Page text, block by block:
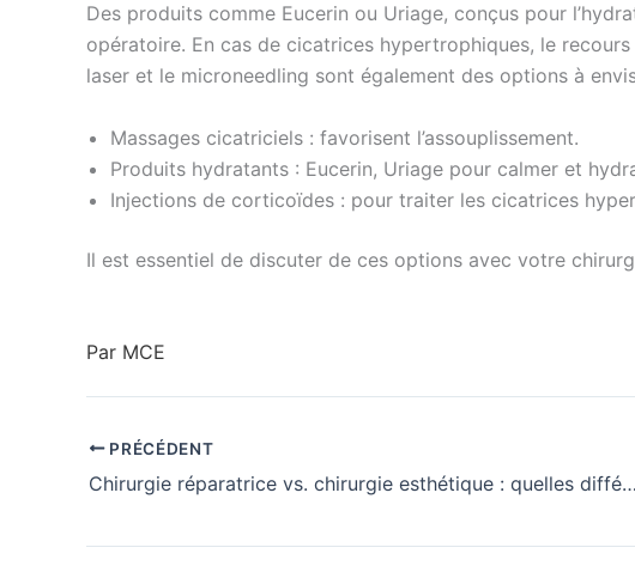
Des produits comme Eucerin ou Uriage, conçus pour
opératoire. En cas de cicatrices hypertrophiques, le
laser et le microneedling sont également des options à
Massages cicatriciels : favorisent l’assouplissement.
Produits hydratants : Eucerin, Uriage pour calmer et
Injections de corticoïdes : pour traiter les cicatrices
Il est essentiel de discuter de ces options avec votre
Par MCE
PRÉCÉDENT
Chirurgie réparatrice vs. chirurgie esthétique : quelles différences ?